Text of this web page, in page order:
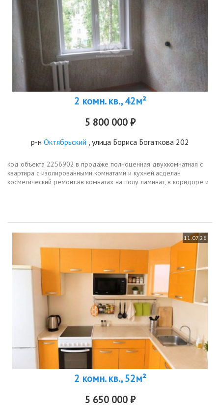
2 комн. кв., 42м²
5 800 000 ₽
р-н Октябрьский , улица Бориса Богаткова 202
код объекта 2256902.в продаже полноценная двухкомнатная с
квартира с изолированными комнатами и кухней.асделан
косметический ремонт.вв комнатах на полу ламинат, в коридоре и
11.07.26
2 комн. кв., 52м²
5 650 000 ₽